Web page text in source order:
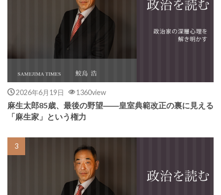
2026年6月19日 1360view
麻生太郎85歳、最後の野望――皇室典範改正の裏に見える
「麻生家」という権力